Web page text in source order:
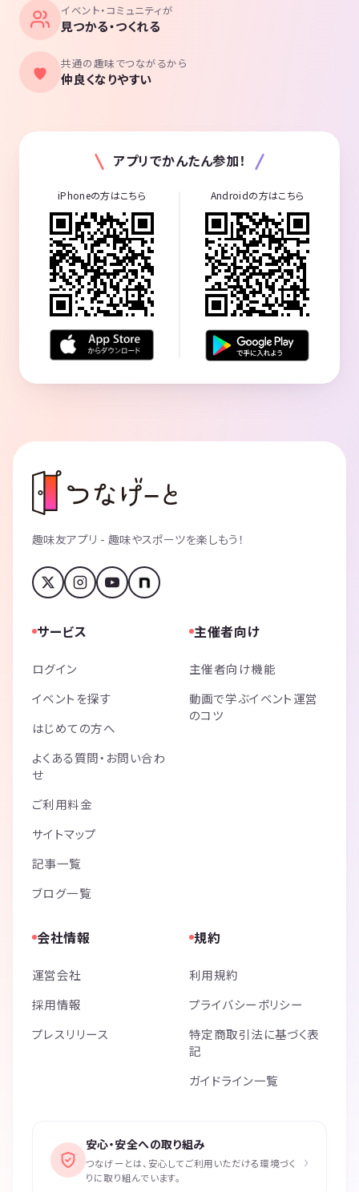
イベント・コミュニティが
見つかる・つくれる
共通の趣味でつながるから
仲良くなりやすい
アプリでかんたん参加！
iPhoneの方はこちら Androidの方はこちら
趣味友アプリ - 趣味やスポーツを楽しもう！
サービス
ログイン
イベントを探す
はじめての方へ
よくある質問・お問い合わ
せ
ご利用料金
サイトマップ
記事一覧
ブログ一覧
主催者向け
主催者向け機能
動画で学ぶイベント運営
のコツ
会社情報
運営会社
採用情報
プレスリリース
規約
利用規約
プライバシーポリシー
特定商取引法に基づく表
記
ガイドライン一覧
安心・安全への取り組み
つなげーとは、安心してご利用いただける環境づく
りに取り組んでいます。
›